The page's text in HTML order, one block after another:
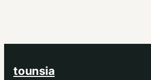
tounsia